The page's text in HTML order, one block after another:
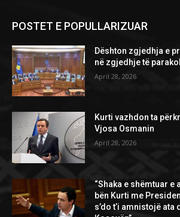
POSTET E POPULLARIZUAR
Dështon zgjedhja e
në zgjedhje të
April 28, 2026
Kurti vazhdon ta
Vjosa Osmanin
April 28, 2026
“Shaka e shëmtuar e
bën Kurti me
s’do t’i amnistojë ata